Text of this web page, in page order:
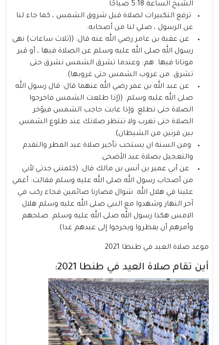
الشيخ الساعة 5:18 صباحًا
ترفع التكبيرات لصلاة قبل شروق الشمس ، كما جاء لنا
عن الرسول ، صلي لنا من أصحابه.
عن عقبة بن عامر رضي الله عنه قال: ((ثلاث ساعات) نهى
رسول الله صلى الله عليه وسلم عن الصلاة فيها ، أو قبر
موتانا فيها. هم: وعندما تشرق الشمس تشرق حتى
تشرق. من غروب الشمس حتى غروبها).
عن عبد الله بن عمر رضي الله عنهما قال: قال رسول الله
صلى الله عليه وسلم: ((إذا طلعت الشمس فاخرجوا
الصلاة حتى تطلع. وإذا غابت حاجب الشمس فيؤخر
الصلاة حتى تغرب ولا تنتظر صلاتك عند طلوع الشمس
بين قرنين من الشيطان).
ومن السنة ان يستحب تأخير صلاة عيد الفطر والتقدم
والتعجيل بصلاة عيد الأضحى.
عن أبي عمير بن أنس بن مالك قال: (كلمتني جدتي لأبي
من أصحاب رسول الله صلى الله عليه وسلم فقالت: أغمي
علينا في هلال الله. شوال فصارنا صائمين فجاء ركب في
آخر النهار وشهدوا مع النبي صلى الله عليه وسلم هلال
الامس هكذا رسول الله صلى الله عليه وسلم. صلحهم
وأمرهم أن يفطروا ويخرجوا إلى عيدهم غدا).
موعد صلاة العيد في طنطا 2021
أين تقام صلاة العيد في طنطا 2021: